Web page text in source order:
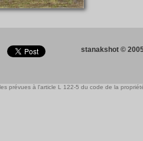
stanakshot ©
prévues à l'article L 122-5 du code de la